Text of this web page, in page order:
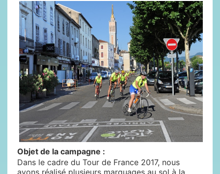
Objet de la campagne :
Dans le cadre du Tour de France 2017, nous
avons réalisé plusieurs marquages au sol à la